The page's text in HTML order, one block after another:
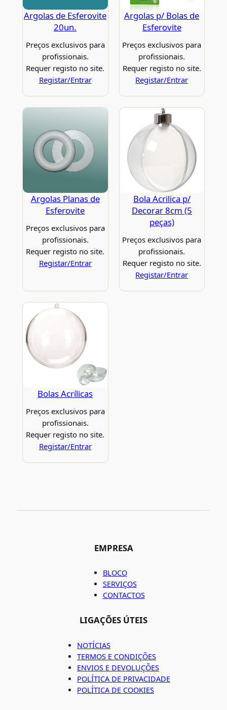
Argolas de Esferovite
20un.
Preços exclusivos para
profissionais.
Requer registo no site.
Registar/Entrar
Argolas p/ Bolas de
Esferovite
Preços exclusivos para
profissionais.
Requer registo no site.
Registar/Entrar
Argolas Planas de
Esferovite
Preços exclusivos para
profissionais.
Requer registo no site.
Registar/Entrar
Bola Acrilica p/
Decorar 8cm (5
peças)
Preços exclusivos para
profissionais.
Requer registo no site.
Registar/Entrar
Bolas Acrílicas
Preços exclusivos para
profissionais.
Requer registo no site.
Registar/Entrar
EMPRESA
BLOCO
SERVIÇOS
CONTACTOS
LIGAÇÕES ÚTEIS
NOTÍCIAS
TERMOS E CONDIÇÕES
ENVIOS E DEVOLUÇÕES
POLÍTICA DE PRIVACIDADE
POLÍTICA DE COOKIES